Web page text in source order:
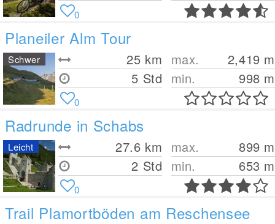
0
Planeiler Alm Tour
25 km
5 Std
max. 2,419 m
min.
998 m
Schwer
0
Radrunde in Schabs
27.6 km
2 Std
max. 899 m
min.
653 m
Leicht
0
Trail Plamortböden am Reschensee